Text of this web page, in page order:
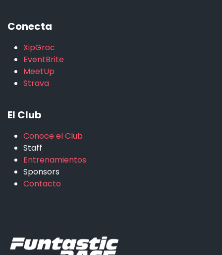
Conecta
XipGroc
EventBrite
MeetUp
Strava
El Club
Conoce el Club
Staff
Entrenamientos
Sponsors
Contacto